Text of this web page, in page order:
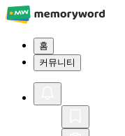
홈
커뮤니티